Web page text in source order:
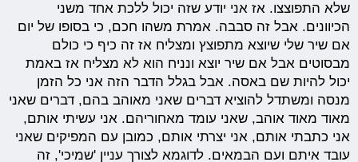
שלא התפוצצו. אז אני יודע שזה יכול ללכת אחד משני
הכיוונים. אבל זה סבבה. אמרת משהו חכם, כי בסופו של יום
אם שיר שלי שיוצא מתפוצץ ומצליח אז זה כיף כי כולם
מבסוטים אבל אם שיר יוצא ונניח הוא לא מצליח אז באמת
יכול להיות שם באסה. אבל בגלל הדבר הזה אני כל הזמן
מנסה ומשתדל להוציא דברים שאני מאוהב בהם, דברים שאני
מאוד מאוד אוהב, שאני עומד מאחוריהם. אני עשיתי אותם,
אני כתבתי אותם, אני יצרתי אותם, כמובן עם המפיקים שאני
עובד איתם ועם הבמאים. לדוגמא לצורך עניין 'שמיכי', זה